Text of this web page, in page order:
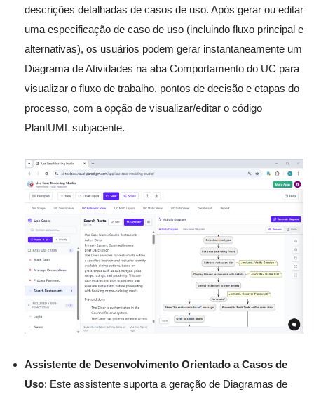
descrições detalhadas de casos de uso. Após gerar ou editar
uma especificação de caso de uso (incluindo fluxo principal e
alternativas), os usuários podem gerar instantaneamente um
Diagrama de Atividades na aba Comportamento do UC para
visualizar o fluxo de trabalho, pontos de decisão e etapas do
processo, com a opção de visualizar/editar o código
PlantUML subjacente.
Assistente de Desenvolvimento Orientado a Casos de
Uso: Este assistente suporta a geração de Diagramas de